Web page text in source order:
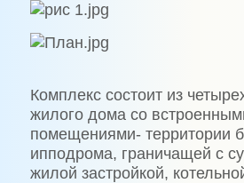
Комплекс состоит из
жилого дома со
помещениями- территории
ипподрома, граничащей с
жилой застройкой,